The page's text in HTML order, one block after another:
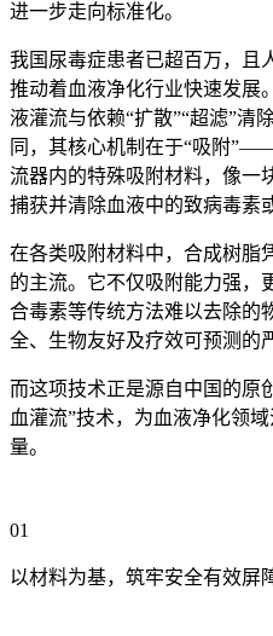
进一步走向标准化。
我国尿毒症患者已超百万，且
推动着血液净化行业快速发展
液灌流与依赖“扩散”“超滤”清
同，其核心机制在于“吸附
流器内的特殊吸附材料，像一
捕获并清除血液中的致病毒素
在各类吸附材料中，合成树脂
的主流。它不仅吸附能力强，
合毒素等传统方法难以去除的
全、生物友好及疗效可预测的
而这项技术正是源自中国的
血灌流”技术，为血液净化领
量。
01
以材料为基，筑牢安全有效屏